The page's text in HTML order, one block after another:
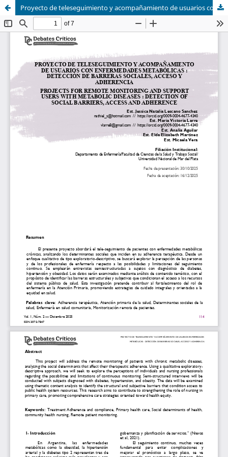
Proyecto de teleseguimiento y acompañamiento de usuarios con enfermedades metabólicas : detección de barreras sociales, acceso y adherencia